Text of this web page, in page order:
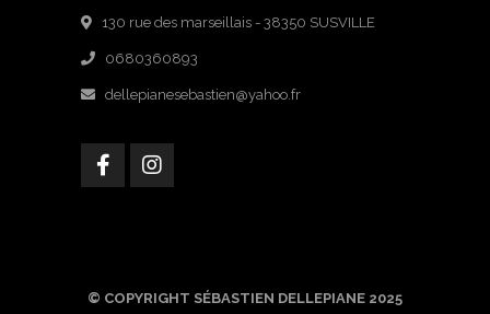
130 rue des marseillais - 38350 SUSVILLE
0680360893
dellepianesebastien@yahoo.fr
© COPYRIGHT SÉBASTIEN DELLEPIANE 2025